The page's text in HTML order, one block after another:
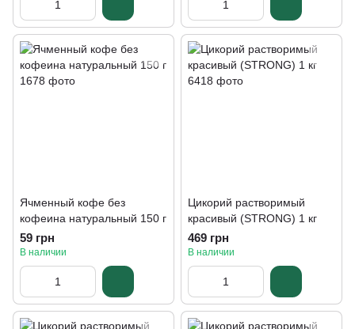
Ячменный кофе без
кофеина натуральный 150 г
59 грн
В наличии
Цикорий растворимый
красивый (STRONG) 1 кг
469 грн
В наличии